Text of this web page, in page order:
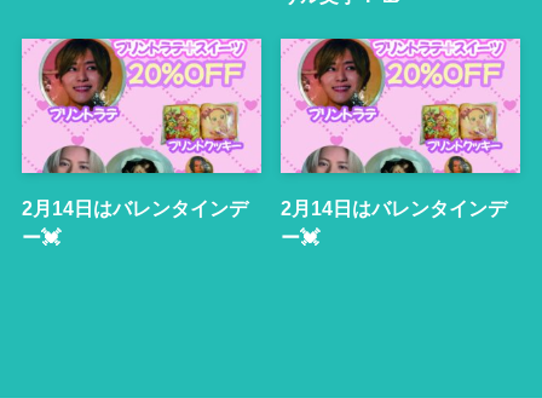
2月14日はバレンタインデ
ー💓
2月14日はバレンタインデ
ー💓